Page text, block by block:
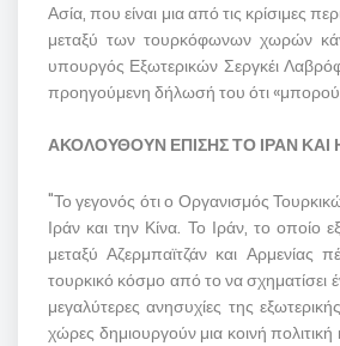
Ασία, που είναι μια από τις κρίσιμες
μεταξύ των τουρκόφωνων χωρών
υπουργός Εξωτερικών Σεργκέι
προηγούμενη δήλωσή του ότι
ΑΚΟΛΟΥΘΟΥΝ ΕΠΙΣΗΣ ΤΟ ΙΡΑΝ ΚΑΙ
"Το γεγονός ότι ο Οργανισμός
Ιράν και την Κίνα. Το Ιράν, το οποίο
μεταξύ Αζερμπαϊτζάν και Αρμενίας
τουρκικό κόσμο από το να σχηματίσει
μεγαλύτερες ανησυχίες της
χώρες δημιουργούν μια κοινή